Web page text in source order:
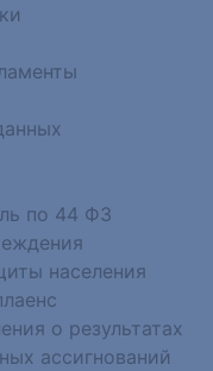
по 44 ФЗ
населения
о результатах
ассигнований